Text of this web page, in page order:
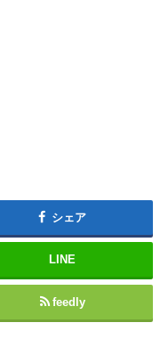
シェア
LINE
feedly